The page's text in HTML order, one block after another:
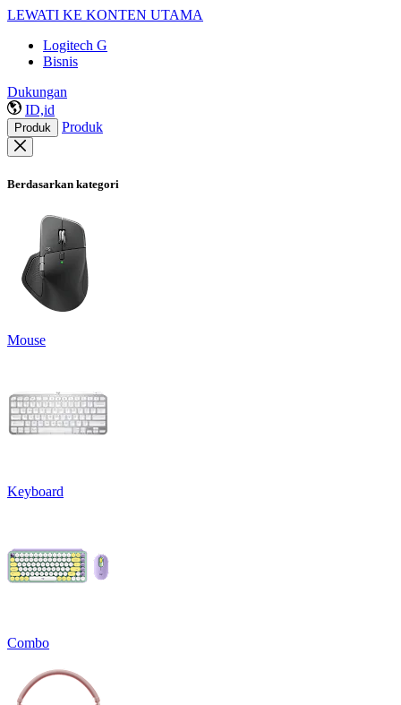
LEWATI KE KONTEN UTAMA
Logitech G
Bisnis
Dukungan
ID,id
Produk Produk
Berdasarkan kategori
Mouse
Keyboard
Combo